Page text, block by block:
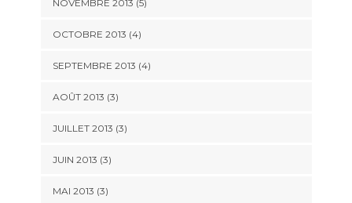
NOVEMBRE 2013 (5)
OCTOBRE 2013 (4)
SEPTEMBRE 2013 (4)
AOÛT 2013 (3)
JUILLET 2013 (3)
JUIN 2013 (3)
MAI 2013 (3)